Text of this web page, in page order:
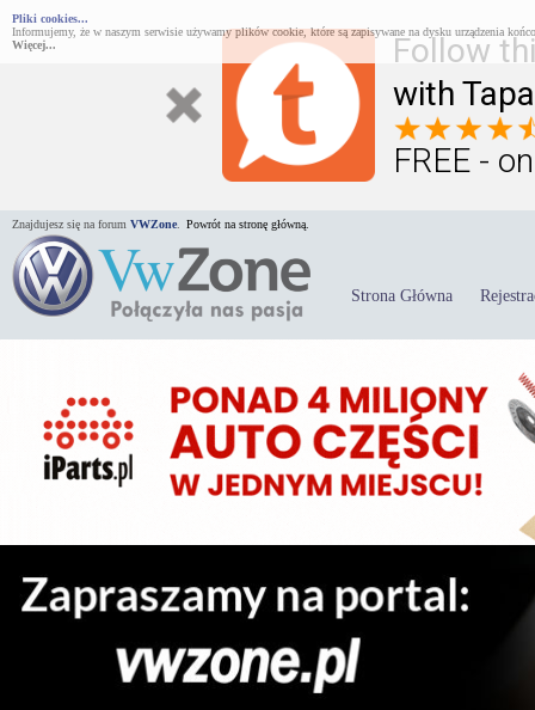
Follow
with
FREE -
Pliki cookies...
Informujemy, że w naszym serwisie używamy plików cookie, które są zapisywane na dysku urządzenia
Więcej...
Znajdujesz się na forum VWZone Powrót na stronę główną.
Strona Główna